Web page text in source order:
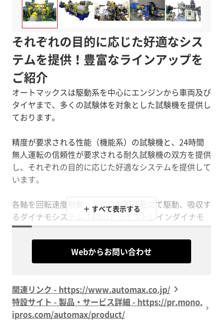
それぞれの目的に応じた好適なシス
テムを提供！豊富なラインアップを
ご紹介
オートマックスは駆動系を中心にエンジンから車両及び
タイヤまで、多くの試験体を対象とした試験機を提供し
ております。
精度が要求される性能（機能系）の試験機と、24時間
無人運転の信頼性が要求される耐久試験機の双方を提供
し、それぞれの目的に応じた好適なシステムを提供して
います。
各軸を回転速度制御、トルク制御運転にて駆動、吸収す
るダイナモシステム『4WDドライブトレインダイナモ
メータ』や、ギヤの疲労試験を目的とした『商用車トラ
ンスミッション耐久試験機』などを取り扱っています。
【掲載製品】
■4WDドライブトレインダイナモメータ
■商用車トランスミッション耐久試験機
■マニュアルトランスミッションシンクロ試験機
＋ すべて表示する
Webからお問い合わせ
関連リンク - https://www.automax.co.jp/
特設サイト - 製品・サービス詳細 - https://pr.mono.
ipros.com/automax/product/